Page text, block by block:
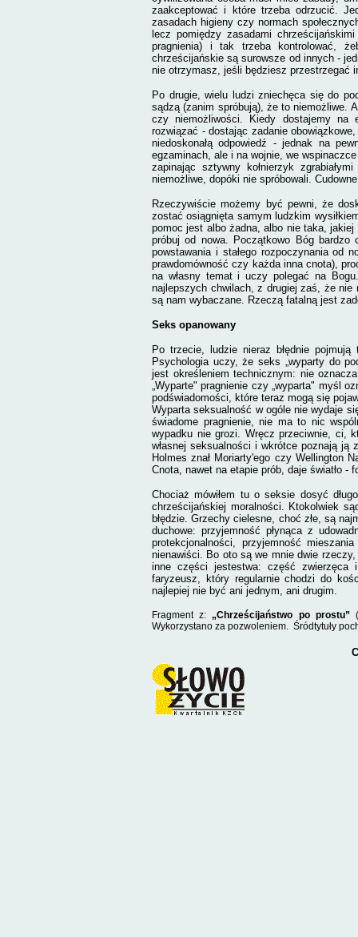
zaakceptować i które trzeba odrzucić.
zasadach higieny czy normach
lecz pomiędzy zasadami
pragnienia) i tak trzeba kontrolować,
chrześcijańskie są surowsze od innych -
nie otrzymasz, jeśli będziesz przestrzegać
Po drugie, wielu ludzi zniechęca się do
sądzą (zanim spróbują), że to niemożliwe.
czy niemożliwości. Kiedy dostajemy na
rozwiązać - dostając zadanie
niedoskonałą odpowiedź - jednak na
egzaminach, ale i na wojnie, we
zapinając sztywny kołnierzyk
niemożliwe, dopóki nie spróbowali.
Rzeczywiście możemy być pewni, że
zostać osiągnięta samym ludzkim
pomoc jest albo żadna, albo nie taka,
próbuj od nowa. Początkowo Bóg
powstawania i stałego rozpoczynania od
prawdomówność czy każda inna cnota),
na własny temat i uczy polegać na
najlepszych chwilach, z drugiej zaś, że nie
są nam wybaczane. Rzeczą fatalną jest
Seks opanowany
Po trzecie, ludzie nieraz błędnie
Psychologia uczy, że seks „wyparty do
jest określeniem technicznym: nie
„Wyparte" pragnienie czy „wyparta" myśl
podświadomości, które teraz mogą się
Wyparta seksualność w ogóle nie wydaje
świadome pragnienie, nie ma to nic
wypadku nie grozi. Wręcz przeciwnie, ci,
własnej seksualności i wkrótce poznają ją
Holmes znał Moriarty'ego czy Wellington
Cnota, nawet na etapie prób, daje światło -
Chociaż mówiłem tu o seksie dosyć
chrześcijańskiej moralności. Ktokolwiek
błędzie. Grzechy cielesne, choć złe, są
duchowe: przyjemność płynąca z
protekcjonalności, przyjemność
nienawiści. Bo oto są we mnie dwie
inne części jestestwa: część zwierzęca
faryzeusz, który regularnie chodzi do
najlepiej nie być ani jednym, ani drugim.
Fragment z: „Chrześcijaństwo po prostu”
Wykorzystano za pozwoleniem. Śródtytuły